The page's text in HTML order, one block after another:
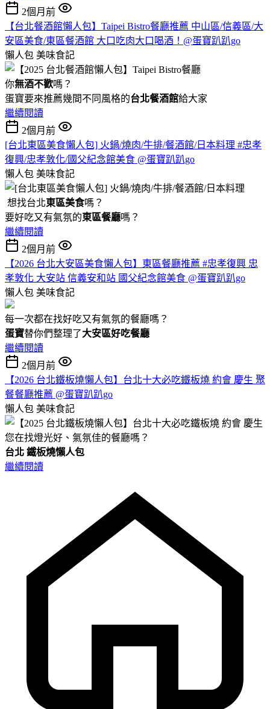
2個月前
【台北餐酒館懶人包】Taipei Bistro餐廳推薦 中山區/信義區/大
安區美食/東區餐酒館 大口吃肉大口喝酒！@蛋寶趴趴go
懶人包 美味食記
你無酒不歡嗎？
蛋寶要來推薦幾間不同風格的台北餐酒館給大家
繼續閱讀
2個月前
[台北東區美食懶人包] 火鍋/燒肉/牛排/餐酒館/日本料理 #忠孝
復興/忠孝敦化/國父紀念館美食 @蛋寶趴趴go
懶人包 美味食記
想找台北東區美食嗎？
要好吃又有氣氛的東區餐廳嗎？
繼續閱讀
2個月前
【2026 台北大安區美食懶人包】東區餐廳推薦 #忠孝復興 忠
孝敦化 大安站 信義安和站 國父紀念館美食 @蛋寶趴趴go
懶人包 美味食記
每一次都在找好吃又有氣氛的餐廳嗎？
蛋寶替你們整理了大安區好吃餐廳
繼續閱讀
2個月前
【2026 台北鐵板燒懶人包】台北十大必吃鐵板燒 約會 慶生 聚
餐餐廳推薦 @蛋寶趴趴go
懶人包 美味食記
您在找燈光好、氣氛佳的餐廳嗎？
台北 鐵板燒懶人包
繼續閱讀